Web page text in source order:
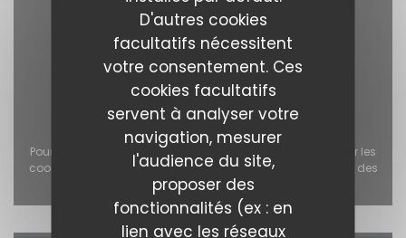
D'autres cookies
facultatifs nécessitent
votre consentement. Ces
cookies facultatifs
servent à analyser votre
navigation, mesurer
l'audience du site,
proposer des
fonctionnalités (ex : en
lien avec les réseaux
Pour afficher la carte interactive Waze, vous devez accepter les
cookies Waze Map (Google). Ces cookies peuvent collecter des
données de navigation et de localisation.